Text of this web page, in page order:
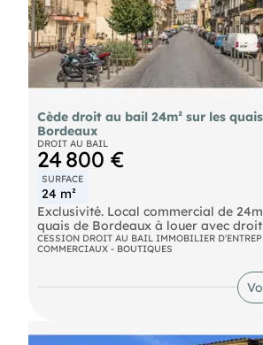
Cède droit au bail 24m² sur les
Bordeaux
DROIT AU BAIL
24 800 €
SURFACE
24 m²
Exclusivité. Local commercial de
quais de Bordeaux à louer avec
céder de 24.800€ FAI. Bon état.
Bien desservi : arrêt de tram St
activités sauf nuisances. Loyer
par mois HC HT. Idéal coiffeur,
CESSION DROIT AU BAIL IMMOBILIER
COMMERCIAUX - BOUTIQUES